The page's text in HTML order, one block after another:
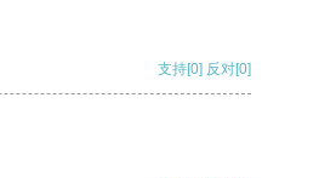
支持[0] 反对[0]